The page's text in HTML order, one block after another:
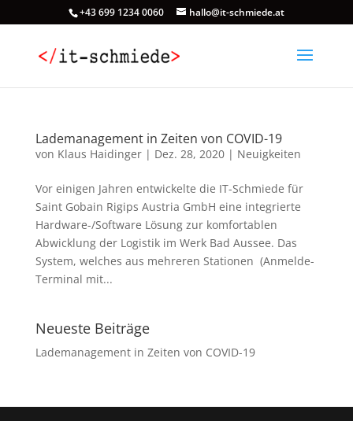
+43 699 1234 0060 hallo@it-schmiede.at
Lademanagement in Zeiten von COVID-19
von Klaus Haidinger| Dez. 28, 2020| Neuigkeiten
Vor einigen Jahren entwickelte die IT-Schmiede für
Saint Gobain Rigips Austria GmbH eine integrierte
Hardware-/Software Lösung zur komfortablen
Abwicklung der Logistik im Werk Bad Aussee. Das
System, welches aus mehreren Stationen (Anmelde-
Terminal mit...
Neueste Beiträge
Lademanagement in Zeiten von COVID-19